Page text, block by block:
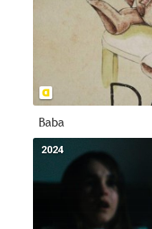
Baba
2024